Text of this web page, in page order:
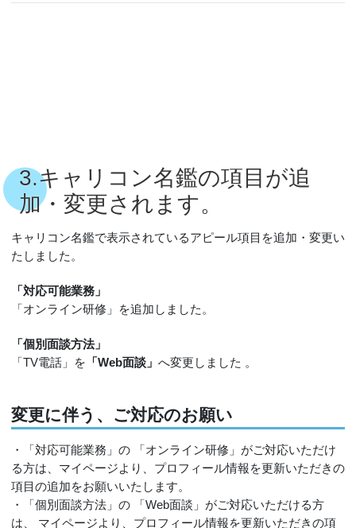
3.キャリコン名鑑の項目が追
加・変更されます。
キャリコン名鑑で表示されているアピール項目を追加・変更い
たしました。
「対応可能業務」
「オンライン研修」を追加しました。
「個別面談方法」
「TV電話」を 「Web面談」 へ変更しました 。
変更に伴う、ご対応のお願い
・「対応可能業務」の 「オンライン研修」がご対応いただけ
る方は、マイページより、プロフィール情報を更新いただきの
項目の追加をお願いいたします。
・「個別面談方法」の 「Web面談」がご対応いただける方
は、 マイページより、プロフィール情報を更新いただきの項